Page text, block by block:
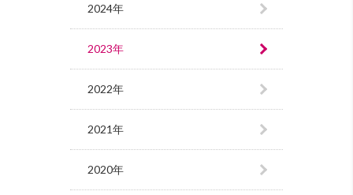
2024年
2023年
2022年
2021年
2020年